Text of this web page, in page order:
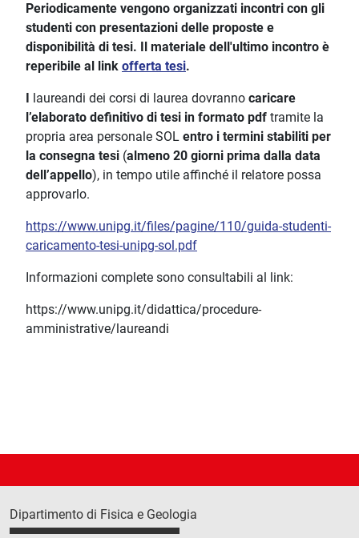
Periodicamente vengono organizzati incontri con gli
studenti con presentazioni delle proposte e
disponibilità di tesi. Il materiale dell'ultimo incontro è
reperibile al link offerta tesi.
laureandi dei corsi di laurea dovranno caricare
l’elaborato definitivo di tesi in formato pdf tramite la
propria area personale SOL entro i termini stabiliti per
la consegna tesi (almeno 20 giorni prima dalla data
dell’appello), in tempo utile affinché il relatore possa
approvarlo.
https://www.unipg.it/files/pagine/110/guida-studenti-
caricamento-tesi-unipg-sol.pdf
Informazioni complete sono consultabili al link:
https://www.unipg.it/didattica/procedure-
amministrative/laureandi
Dipartimento di Fisica e Geologia